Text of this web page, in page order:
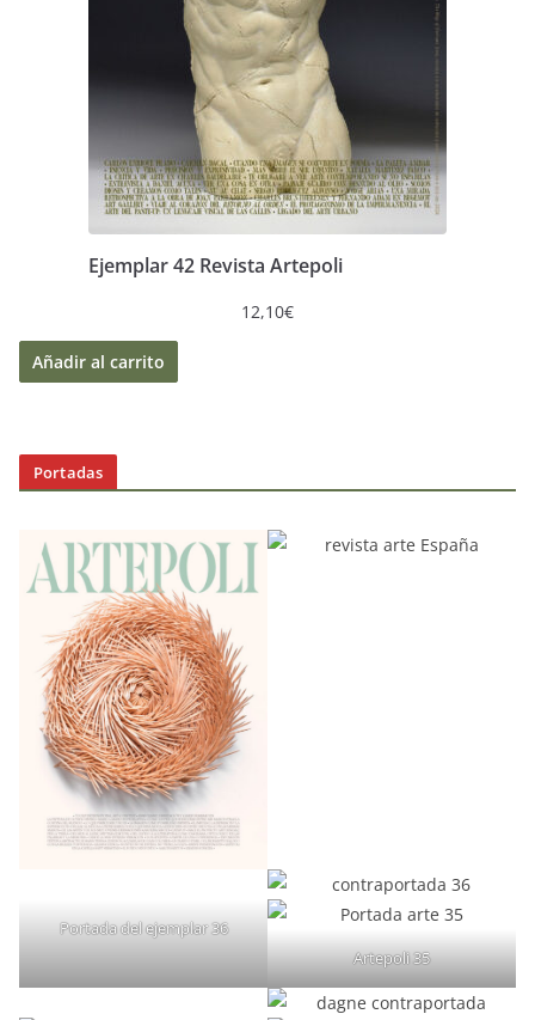
Ejemplar 42 Revista Artepoli
12,10€
Añadir al carrito
Portadas
Portada del ejemplar 36
Artepoli 35